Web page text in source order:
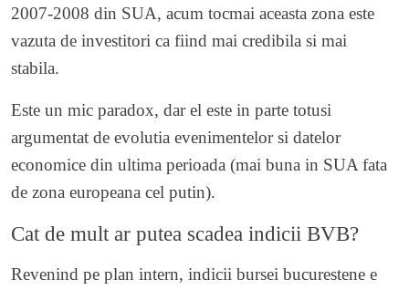
2007-2008 din SUA, acum tocmai aceasta zona este
vazuta de investitori ca fiind mai credibila si mai
stabila.
Este un mic paradox, dar el este in parte totusi
argumentat de evolutia evenimentelor si datelor
economice din ultima perioada (mai buna in SUA fata
de zona europeana cel putin).
Cat de mult ar putea scadea indicii BVB?
Revenind pe plan intern, indicii bursei bucurestene e